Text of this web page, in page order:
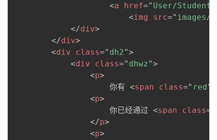
<a href=" User/
<img src="
</div>
</div>
<div class=" dh2">
<div class=" dhwz ">
<p>
                    你有
<span class=" red "
<p>
                    你已经通过
<span class=
</p>
<p>